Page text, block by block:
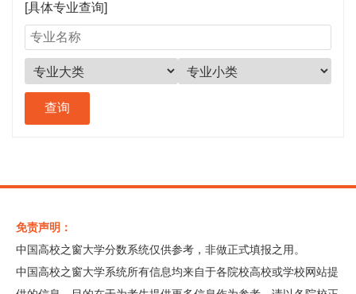
[具体专业查询]
免责声明：
中国高校之窗大学分数系统仅供参考，非做正式填报之用。
中国高校之窗大学系统所有信息均来自于各院校高校或学校网站提